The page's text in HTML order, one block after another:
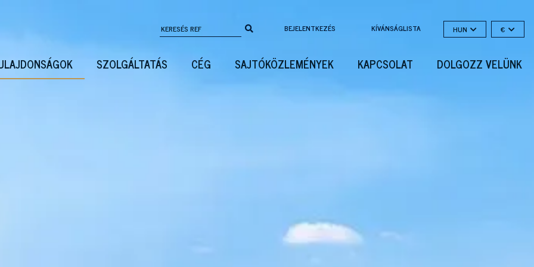
BEJELENTKEZÉS KÍVÁNSÁGLISTA HUN €
SZOLGÁLTATÁS CÉG SAJTÓKÖZLEMÉNYEK KAPCSOLAT DOLGOZZ VELÜNK